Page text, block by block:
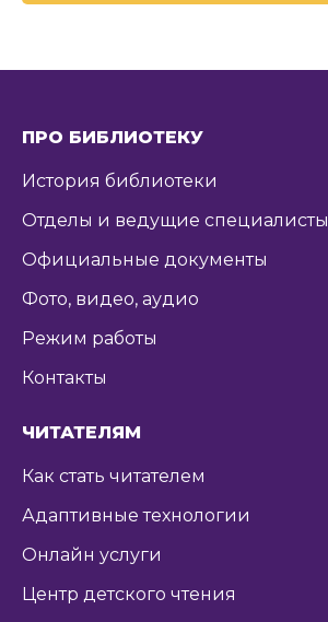
ПРО БИБЛИОТЕКУ
История библиотеки
Отделы и ведущие специалисты
Официальные документы
Фото, видео, аудио
Режим работы
Контакты
ЧИТАТЕЛЯМ
Как стать читателем
Адаптивные технологии
Онлайн услуги
Центр детского чтения